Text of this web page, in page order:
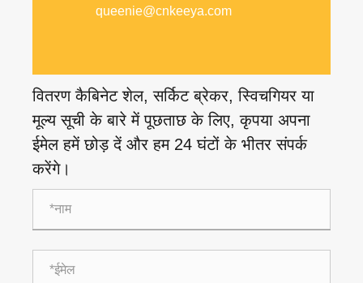
queenie@cnkeeya.com
वितरण कैबिनेट शेल, सर्किट ब्रेकर, स्विचगियर या
मूल्य सूची के बारे में पूछताछ के लिए, कृपया अपना
ईमेल हमें छोड़ दें और हम 24 घंटों के भीतर संपर्क
करेंगे।